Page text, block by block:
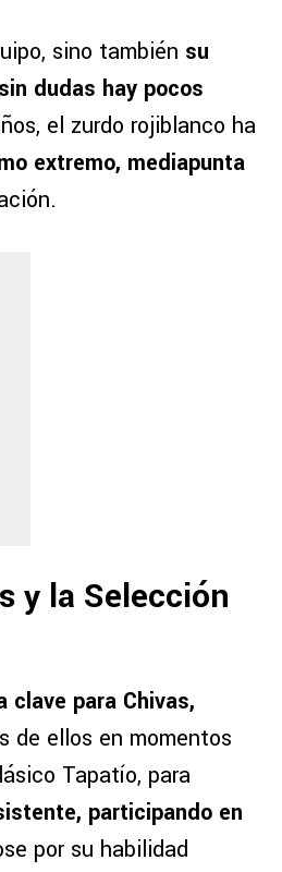
sino también su
dudas hay pocos
el zurdo rojiblanco ha
extremo, mediapunta
y la Selección
clave para Chivas,
de ellos en momentos
Tapatío, para
participando en
por su habilidad